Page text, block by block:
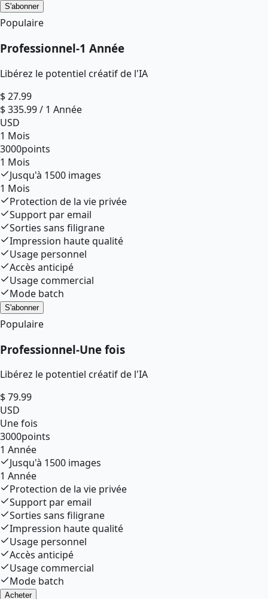
S'abonner
Populaire
Professionnel-1 Année
Libérez le potentiel créatif de l'IA
$27.99
$335.99/ 1 Année
USD
1 Mois
3000points
1 Mois
Jusqu'à 1500 images
1 Mois
Protection de la vie privée
Support par email
Sorties sans filigrane
Impression haute qualité
Usage personnel
Accès anticipé
Usage commercial
Mode batch
S'abonner
Populaire
Professionnel-Une fois
Libérez le potentiel créatif de l'IA
$79.99
USD
Une fois
3000points
1 Année
Jusqu'à 1500 images
1 Année
Protection de la vie privée
Support par email
Sorties sans filigrane
Impression haute qualité
Usage personnel
Accès anticipé
Usage commercial
Mode batch
Acheter